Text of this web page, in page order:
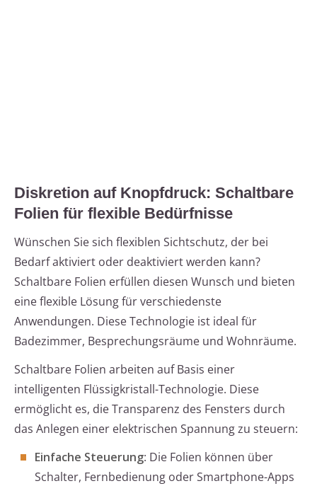
Diskretion auf Knopfdruck: Schaltbare
Folien für flexible Bedürfnisse
Wünschen Sie sich flexiblen Sichtschutz, der bei
Bedarf aktiviert oder deaktiviert werden kann?
Schaltbare Folien erfüllen diesen Wunsch und bieten
eine flexible Lösung für verschiedenste
Anwendungen. Diese Technologie ist ideal für
Badezimmer, Besprechungsräume und Wohnräume.
Schaltbare Folien arbeiten auf Basis einer
intelligenten Flüssigkristall-Technologie. Diese
ermöglicht es, die Transparenz des Fensters durch
das Anlegen einer elektrischen Spannung zu steuern:
Einfache Steuerung: Die Folien können über
Schalter, Fernbedienung oder Smartphone-Apps